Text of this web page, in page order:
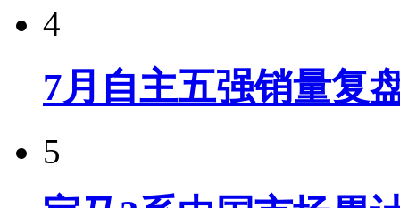
4
7月自主五强销量复
5